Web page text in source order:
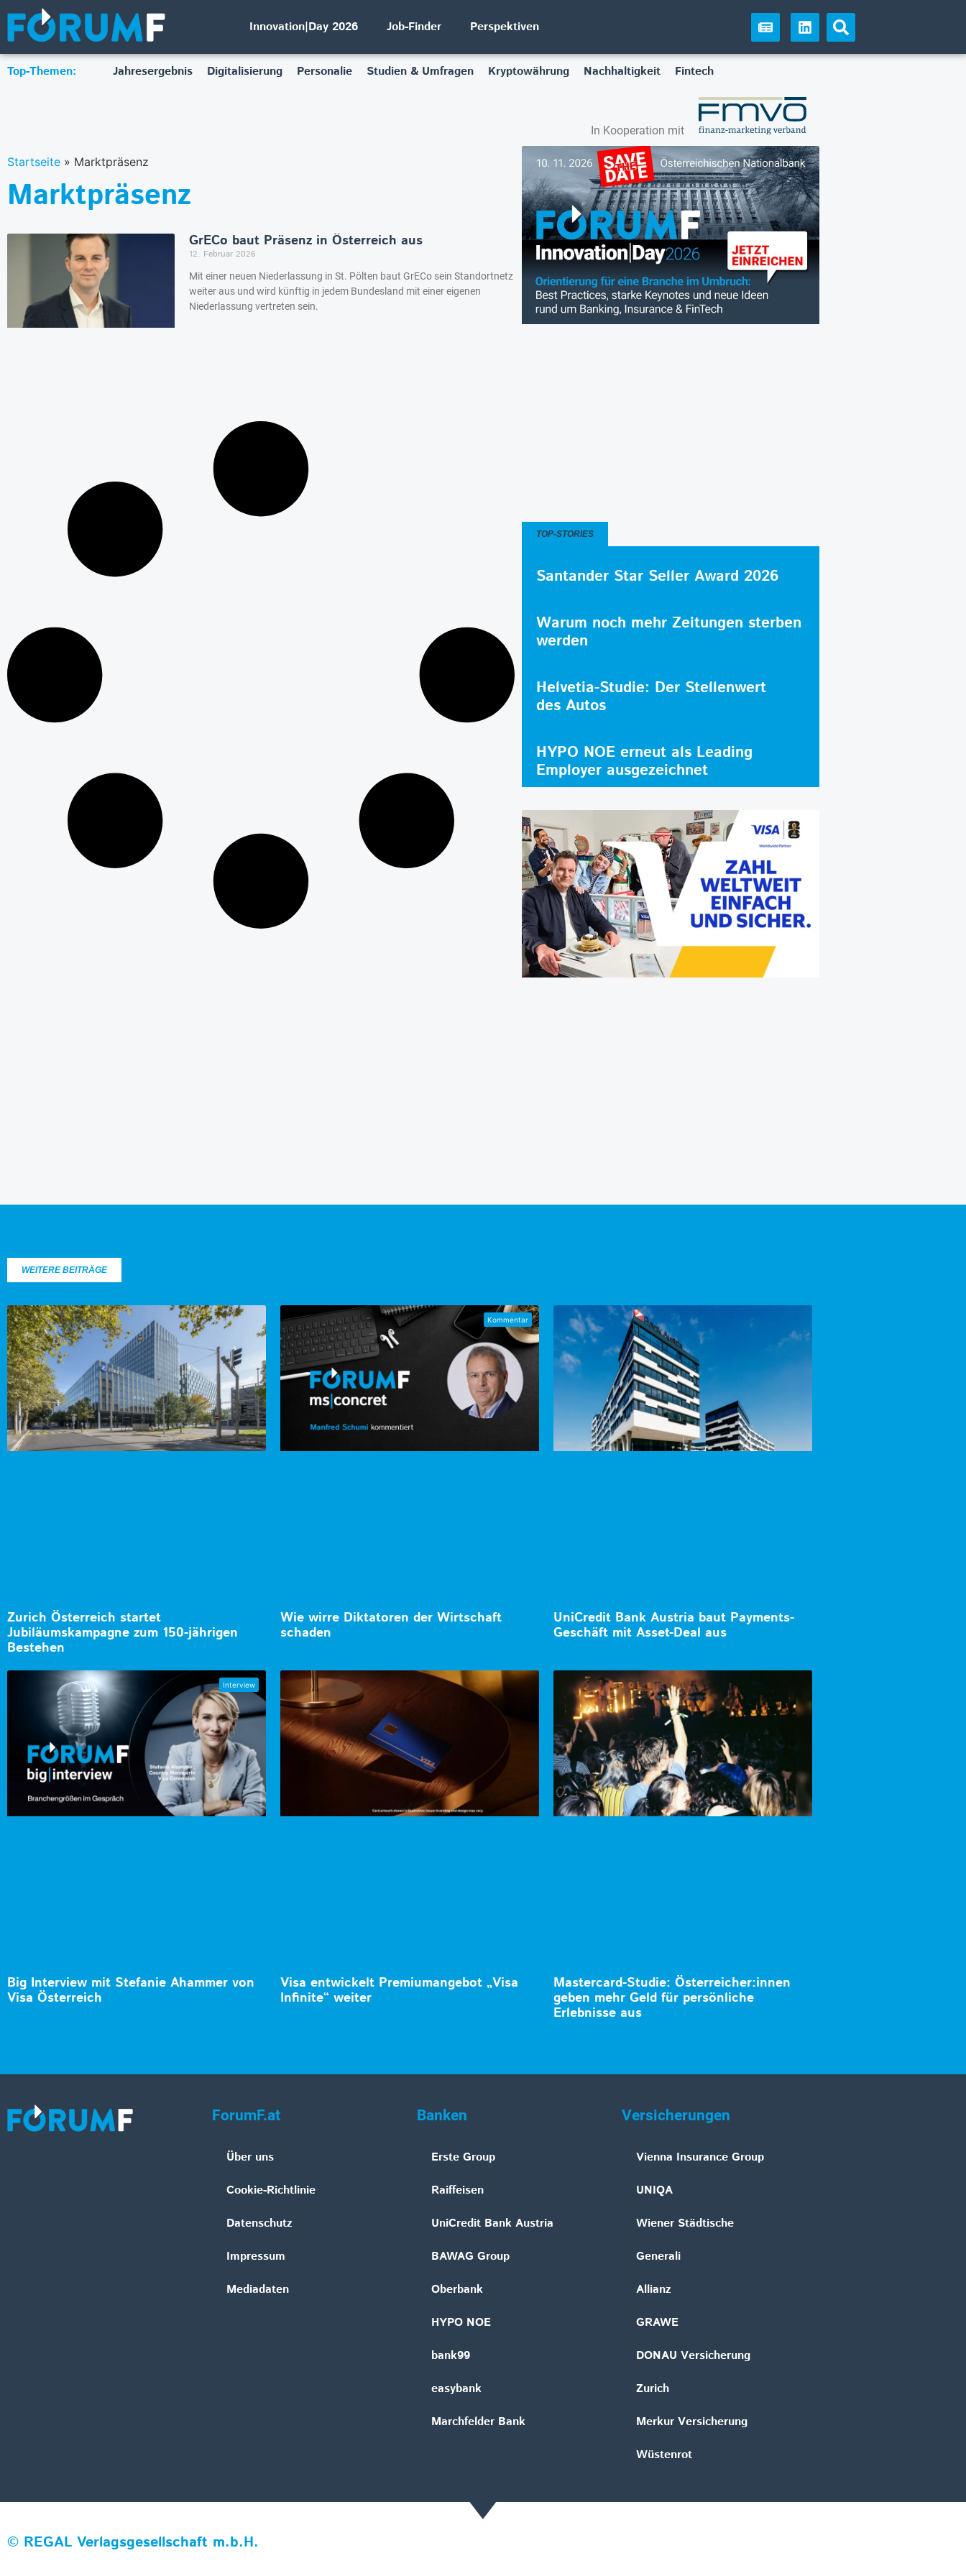
Innovation|Day 2026 Job-Finder Perspektiven
Top-Themen: Jahresergebnis Digitalisierung Personalie Studien & Umfragen Kryptowährung Nachhaltigkeit Fintech
In Kooperation mit
Startseite » Marktpräsenz
Marktpräsenz
GrECo baut Präsenz in Österreich aus
12. Februar 2026
Mit einer neuen Niederlassung in St. Pölten baut GrECo sein Standortnetz
weiter aus und wird künftig in jedem Bundesland mit einer eigenen
Niederlassung vertreten sein.
TOP-STORIES
Santander Star Seller Award 2026
Warum noch mehr Zeitungen sterben
werden
Helvetia-Studie: Der Stellenwert
des Autos
HYPO NOE erneut als Leading
Employer ausgezeichnet
WEITERE BEITRÄGE
Zurich Österreich startet
Jubiläumskampagne zum 150-jährigen
Bestehen
Wie wirre Diktatoren der Wirtschaft
schaden
UniCredit Bank Austria baut Payments-
Geschäft mit Asset-Deal aus
Big Interview mit Stefanie Ahammer von
Visa Österreich
Visa entwickelt Premiumangebot „Visa
Infinite“ weiter
Mastercard-Studie: Österreicher:innen
geben mehr Geld für persönliche
Erlebnisse aus
ForumF.at
Über uns
Cookie-Richtlinie
Datenschutz
Impressum
Mediadaten
Banken
Erste Group
Raiffeisen
UniCredit Bank Austria
BAWAG Group
Oberbank
HYPO NOE
bank99
easybank
Marchfelder Bank
Versicherungen
Vienna Insurance Group
UNIQA
Wiener Städtische
Generali
Allianz
GRAWE
DONAU Versicherung
Zurich
Merkur Versicherung
Wüstenrot
© REGAL Verlagsgesellschaft m.b.H.